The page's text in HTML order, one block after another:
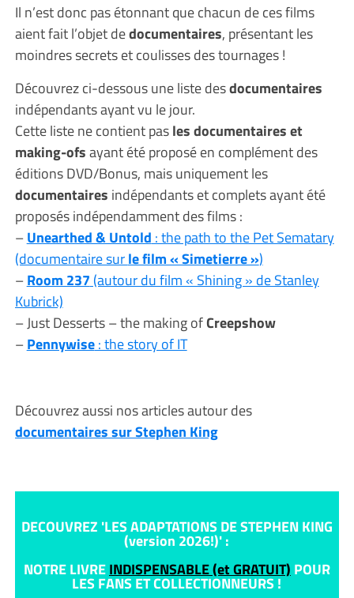
Il n’est donc pas étonnant que chacun de ces films
aient fait l’objet dedocumentaires, présentant les
moindres secrets et coulisses des tournages !
Découvrez ci-dessous une liste desdocumentaires
indépendants ayant vu le jour.
Cette liste ne contient pasles documentaires et
making-ofsayant été proposé en complément des
éditions DVD/Bonus, mais uniquement les
documentaires indépendants et complets ayant été
proposés indépendamment des films :
–Unearthed & Untold : the path to the Pet Sematary
(documentaire surle film « Simetierre »)
–Room 237 (autour du film « Shining » de Stanley
Kubrick)
– Just Desserts – the making ofCreepshow
–Pennywise: the story of IT
Découvrez aussi nos articles autour des
documentaires sur Stephen King
DECOUVREZ 'LES ADAPTATIONS DE STEPHEN KING
(version 2026!)' :
NOTRE LIVREINDISPENSABLE (et GRATUIT) POUR
LES FANS ET COLLECTIONNEURS !